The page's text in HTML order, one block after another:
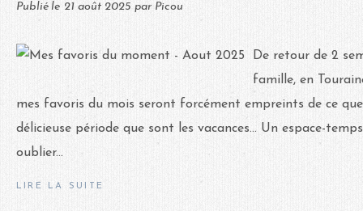
Publié le 21 août 2025 par Picou
De retour de 2
famille, en
mes favoris du mois seront forcément empreints de ce
délicieuse période que sont les vacances... Un espace-
oublier...
LIRE LA SUITE